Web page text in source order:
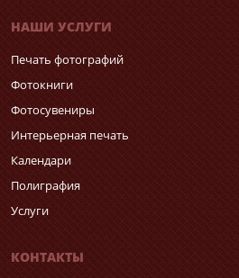
НАШИ УСЛУГИ
Печать фотографий
Фотокниги
Фотосувениры
Интерьерная печать
Календари
Полиграфия
Услуги
КОНТАКТЫ